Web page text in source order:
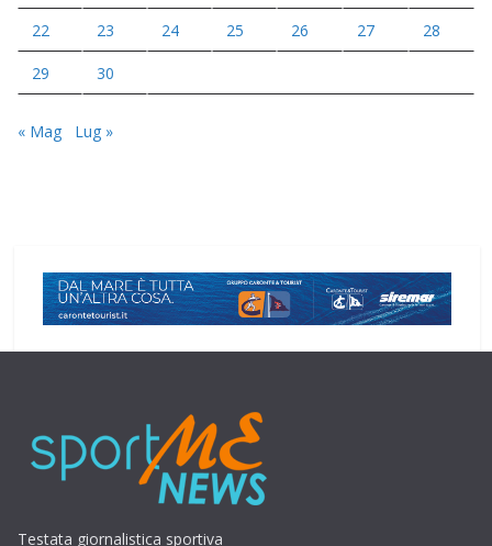
22 23 24 25 26 27 28
29 30
« Mag Lug »
Testata giornalistica sportiva